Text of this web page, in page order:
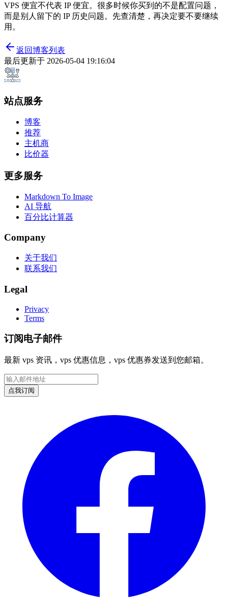
VPS 便宜不代表 IP 便宜。很多时候你买到的不是配置问题，
而是别人留下的 IP 历史问题。先查清楚，再决定要不要继续
用。
返回博客列表
最后更新于 2026-05-04 19:16:04
站点服务
博客
推荐
主机商
比价器
更多服务
Markdown To Image
AI 导航
百分比计算器
Company
关于我们
联系我们
Legal
Privacy
Terms
订阅电子邮件
最新 vps 资讯，vps 优惠信息，vps 优惠券发送到您邮箱。
邮件地址
点我订阅